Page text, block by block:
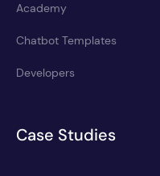
Academy
Chatbot Templates
Developers
Case Studies